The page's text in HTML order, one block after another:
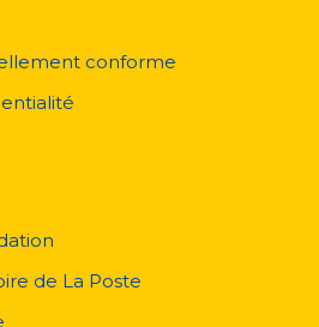
conforme
de La Poste